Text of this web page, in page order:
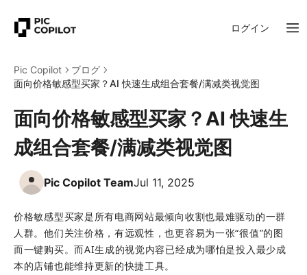
ログイン
Pic Copilot
ブログ
面向价格敏感型买家？AI 快速生成组合套餐/满减类视觉图
面向价格敏感型买家？AI 快速生
成组合套餐/满减类视觉图
Pic Copilot TeamJul 11, 2025
价格敏感型买家是所有电商网站最倾向收割也最难驱动的一群
人群。他们关注价格，有远观性，也更容易为一张“很值”的图
而一键购买。而AI生成的视觉内容已经成为哪怕是投入最少成
本的店铺也能维持更新的快捷工具。